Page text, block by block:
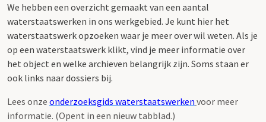
We hebben een overzicht gemaakt van een aantal
waterstaatswerken in ons werkgebied. Je kunt hier het
waterstaatswerk opzoeken waar je meer over wil weten. Als je
op een waterstaatswerk klikt, vind je meer informatie over
het object en welke archieven belangrijk zijn. Soms staan er
ook links naar dossiers bij.
Lees onze onderzoeksgids waterstaatswerken voor meer
informatie. (Opent in een nieuw tabblad.)